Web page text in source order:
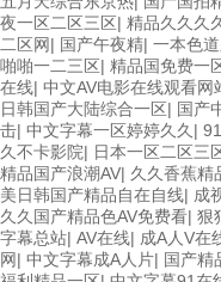
夜一区二区三区| 精品久久久
二区网| 国产午夜精| 一本色
啪啪一二三区| 精品国免费一
在线| 中文AV电影在线观看网
日韩国产大陆综合一区| 国产
击| 中文字幕一区婷婷久久 |
久不卡影院| 日本一区二区三
精品国产浪潮AV| 久久香蕉精
美日韩国产精品自在自线| 成
久久国产精品色AV免费看| 狠
字幕总站| AV在线| 成A人V在
网| 中文字幕成A人片| 国产精